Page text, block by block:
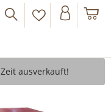
ausverkauft!